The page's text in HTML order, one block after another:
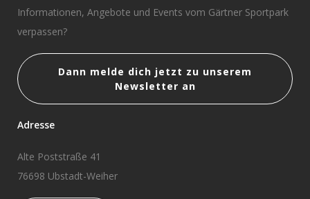
Informationen, Angebote und Events vom Gärtner Sportpark
verpassen?
Dann melde dich jetzt zu unserem
Newsletter an
Adresse
Alte Poststraße 41
76698 Ubstadt-Weiher